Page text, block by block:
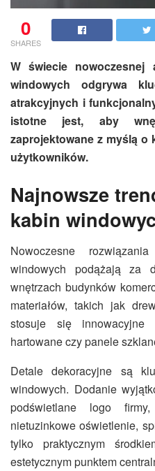
0
SHARES
W świecie nowoczesnej
windowych odgrywa
atrakcyjnych i
istotne jest, aby
zaprojektowane z myślą o
użytkowników.
Najnowsze
kabin
Nowoczesne
windowych podążają za
wnętrzach budynków
materiałów, takich jak
stosuje się innowacyjne
hartowane czy panele
Detale dekoracyjne są
windowych. Dodanie
podświetlane logo
nietuzinkowe oświetlenie,
tylko praktycznym
estetycznym punktem